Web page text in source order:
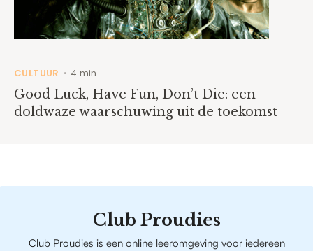
CULTUUR • 4 min
Good Luck, Have Fun, Don’t Die: een
doldwaze waarschuwing uit de toekomst
Club Proudies
Club Proudies is een online leeromgeving voor iedereen